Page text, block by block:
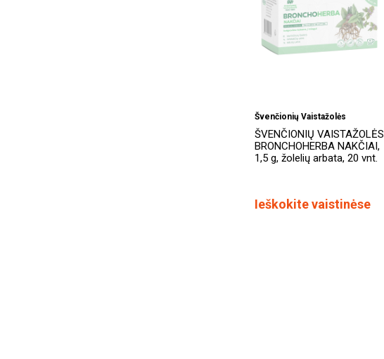
Švenčionių Vaistažolės
ŠVENČIONIŲ VAISTAŽOLĖS
BRONCHOHERBA NAKČIAI,
1,5 g, žolelių arbata, 20 vnt.
Ieškokite vaistinėse